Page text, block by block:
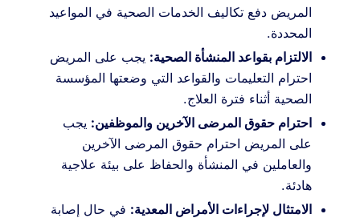
المريض دفع تكاليف الخدمات الصحية في المواعيد
المحددة.
الالتزام بقواعد المنشأة الصحية: يجب على المريض
احترام التعليمات والقواعد التي وضعتها المؤسسة
الصحية أثناء فترة العلاج.
احترام حقوق المرضى الآخرين والموظفين: يجب
على المريض احترام حقوق المرضى الآخرين
والعاملين في المنشأة والحفاظ على بيئة علاجية
هادئة.
الامتثال لإجراءات الأمراض المعدية: في حال إصابة